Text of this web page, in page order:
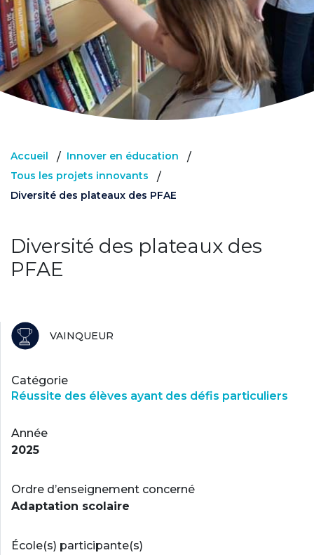
Accueil / Innover en éducation /
Tous les projets innovants /
Diversité des plateaux des PFAE
Diversité des plateaux des
PFAE
VAINQUEUR
Catégorie
Réussite des élèves ayant des défis particuliers
Année
2025
Ordre d’enseignement concerné
Adaptation scolaire
École(s) participante(s)